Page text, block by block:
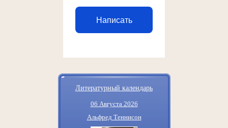
Написать
Литературный календарь
06 Августа 2026
Альфред Теннисон